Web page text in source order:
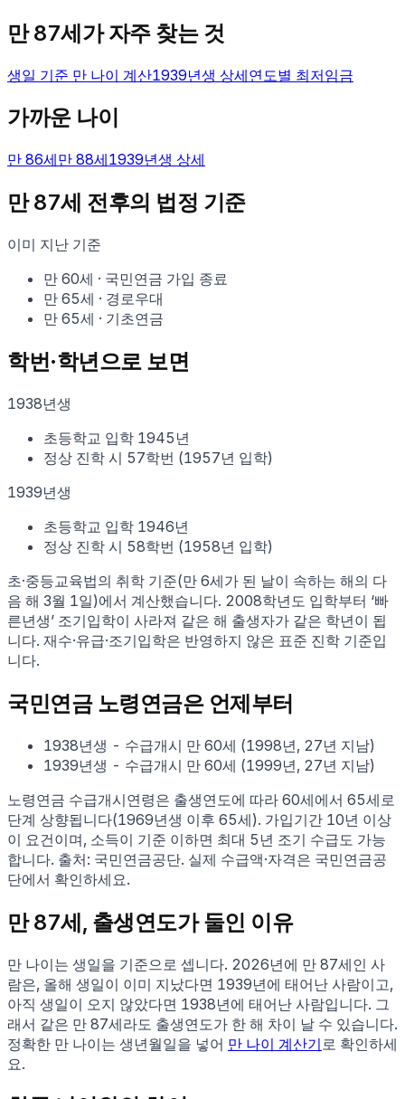
만87세가 자주 찾는 것
생일 기준 만 나이 계산1939년생 상세연도별 최저임금
가까운 나이
만 86세만 88세1939년생 상세
만87세 전후의 법정 기준
이미 지난 기준
만 60세 · 국민연금 가입 종료
만 65세 · 경로우대
만 65세 · 기초연금
학번·학년으로 보면
1938년생
초등학교 입학 1945 년
정상 진학 시 57학번 (1957년 입학)
1939년생
초등학교 입학 1946년
정상 진학 시 58학번 (1958년 입학)
초·중등교육법의 취학 기준(만 6세가 된 날이 속하는 해의 다
음 해 3월 1일)에서 계산했습니다. 2008학년도 입학부터 ‘빠
른년생’ 조기입학이 사라져 같은 해 출생자가 같은 학년이 됩
니다. 재수·유급·조기입학은 반영하지 않은 표준 진학 기준입
니다.
국민연금 노령연금은 언제부터
1938년생 - 수급개시 만 60세 (1998년, 27년 지남)
1939년생 - 수급개시 만 60세 (1999년, 27년 지남)
노령연금 수급개시연령은 출생연도에 따라 60세에서 65세로
단계 상향됩니다(1969년생 이후 65세). 가입기간 10년 이상
이 요건이며, 소득이 기준 이하면 최대 5년 조기 수급도 가능
합니다. 출처: 국민연금공단. 실제 수급액·자격은 국민연금공
단에서 확인하세요.
만87세, 출생연도가 둘인 이유
만 나이는 생일을 기준으로 셉니다. 2026년에 만 87세인 사
람은, 올해 생일이 이미 지났다면 1939년에 태어난 사람이고,
아직 생일이 오지 않았다면 1938년에 태어난 사람입니다. 그
래서 같은 만 87세라도 출생연도가 한 해 차이 날 수 있습니다.
정확한 만 나이는 생년월일을 넣어 만 나이 계산기 로 확인하세
요.